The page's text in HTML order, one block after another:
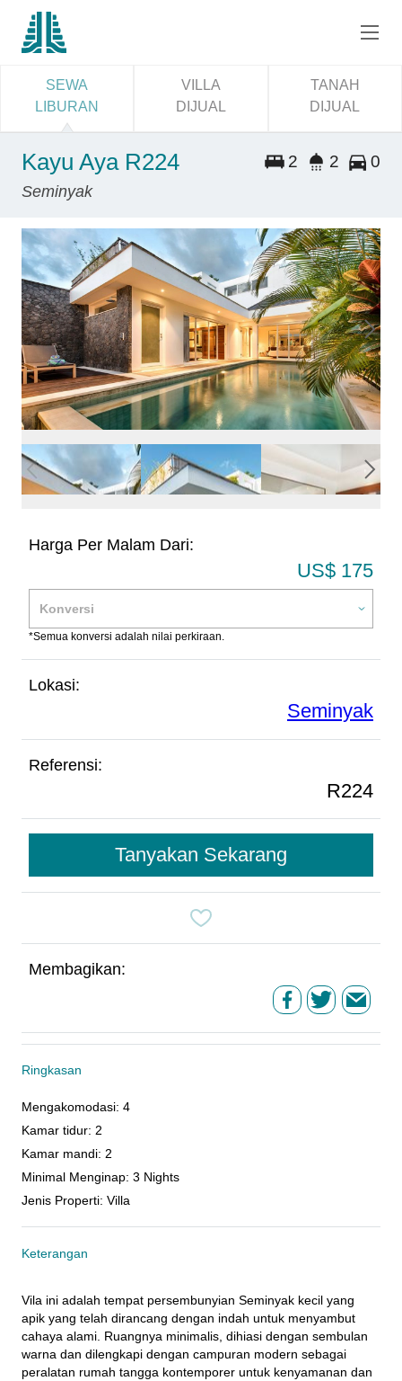
SEWA
LIBURAN
VILLA
DIJUAL
TANAH
DIJUAL
Kayu Aya R224
Seminyak
2 2 0
Harga Per Malam Dari:
US$ 175
*Semua konversi adalah nilai perkiraan.
Lokasi:
Seminyak
Referensi:
R224
Tanyakan Sekarang
Membagikan:
Ringkasan
Mengakomodasi: 4
Kamar tidur: 2
Kamar mandi: 2
Minimal Menginap: 3 Nights
Jenis Properti: Villa
Keterangan
Vila ini adalah tempat persembunyian Seminyak kecil yang
apik yang telah dirancang dengan indah untuk menyambut
cahaya alami. Ruangnya minimalis, dihiasi dengan sembulan
warna dan dilengkapi dengan campuran modern sebagai
peralatan rumah tangga kontemporer untuk kenyamanan dan